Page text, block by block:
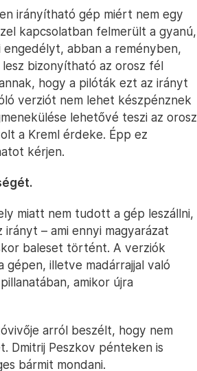
irányítható gép miért nem egy
kapcsolatban felmerült a gyanú,
abban a reményben,
bizonyítható az orosz fél
hogy a pilóták ezt az irányt
verziót nem lehet készpénznek
lehetővé teszi az orosz
a Kreml érdeke. Épp ez
kérjen.
miatt nem tudott a gép leszállni,
– ami ennyi magyarázat
baleset történt. A verziók
illetve madárrajjal való
amikor újra
arról beszélt, hogy nem
Dmitrij Peszkov pénteken is
bármit mondani.